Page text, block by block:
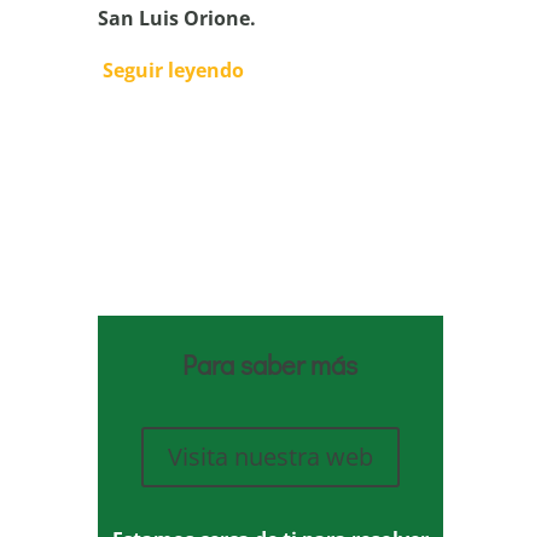
San Luis Orione.
Seguir leyendo
Para saber más
Visita nuestra web